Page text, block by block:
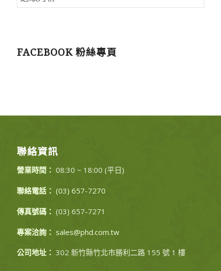
FACEBOOK 粉絲專頁
聯絡資訊
營業時間： 08:30 ~ 18:00 (平日)
聯絡電話： (03) 657-7270
傳真號碼： (03) 657-7271
專案洽詢： sales@phd.com.tw
公司地址： 302 新竹縣竹北市勝利二路 155 號 1 樓